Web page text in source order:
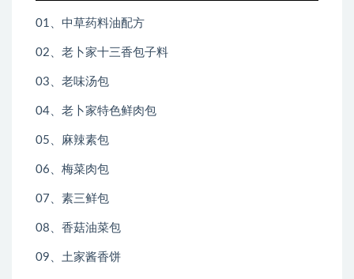
01、中草药料油配方
02、老卜家十三香包子料
03、老味汤包
04、 老卜家特色鲜肉包
05、麻辣素包
06、 梅菜肉包
07、素三鲜包
08、香菇油菜包
09、土家酱香饼